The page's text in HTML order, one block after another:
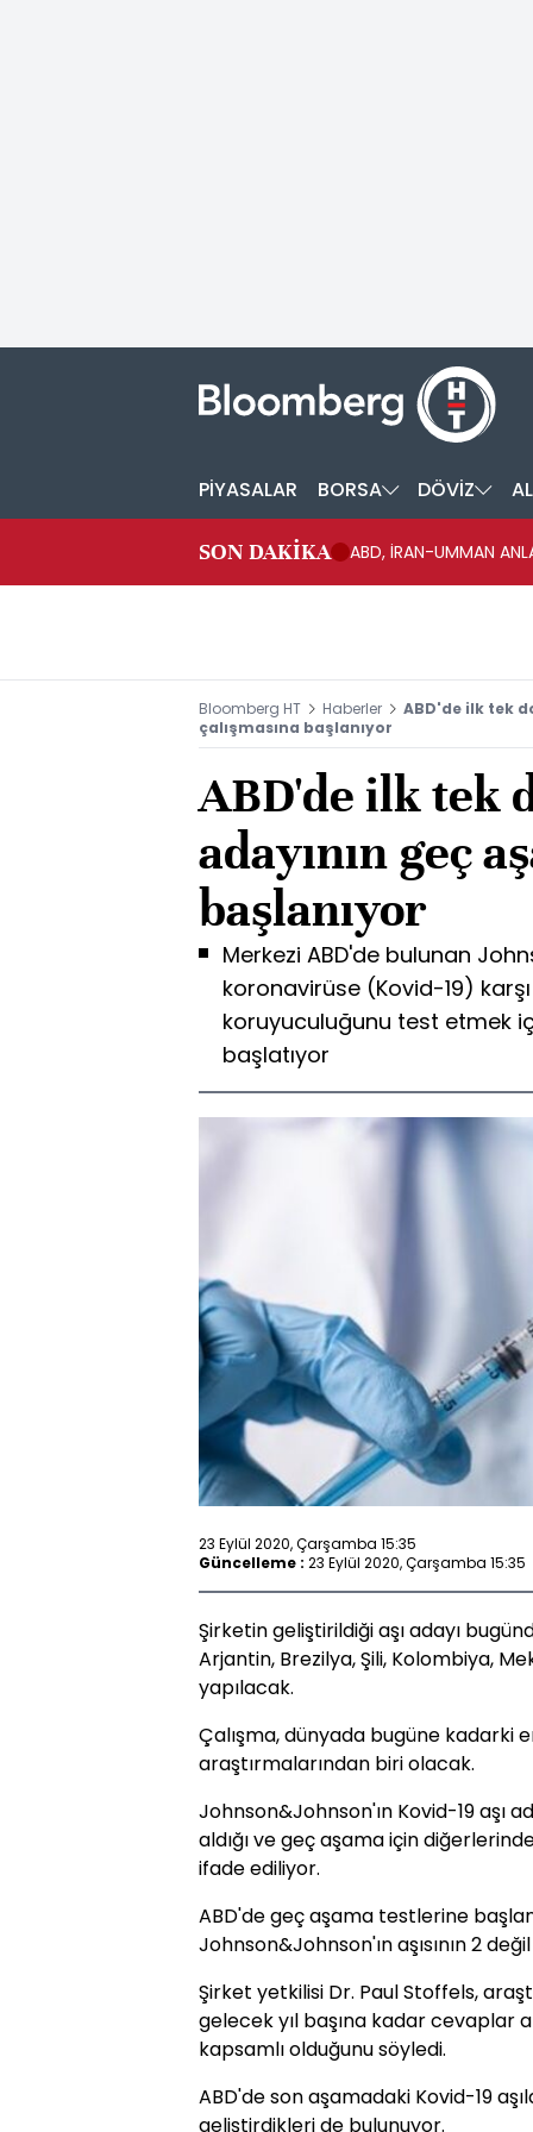
PİYASALAR BORSA DÖVİZ
SON DAKİKA ABD, İRAN-UMMAN
Bloomberg HT Haberler
ABD'de ilk tek
çalışmasına başlanıyor
ABD'de ilk tek
adayının geç
başlanıyor
Merkezi ABD'de bulunan
koronavirüse (Kovid-19)
koruyuculuğunu test etmek
başlatıyor
23 Eylül 2020, Çarşamba 15:35
Güncelleme : 23 Eylül 2020, Çarşamba 15:35
Şirketin geliştirildiği aşı adayı
Arjantin, Brezilya, Şili, Kolombiya,
yapılacak.
Çalışma, dünyada bugüne kadarki
araştırmalarından biri olacak.
Johnson&Johnson'ın Kovid-19 aşı
aldığı ve geç aşama için
ifade ediliyor.
ABD'de geç aşama testlerine
Johnson&Johnson'ın aşısının 2
Şirket yetkilisi Dr. Paul Stoffels,
gelecek yıl başına kadar cevaplar
kapsamlı olduğunu söyledi.
ABD'de son aşamadaki Kovid-19
geliştirdikleri de bulunuyor.